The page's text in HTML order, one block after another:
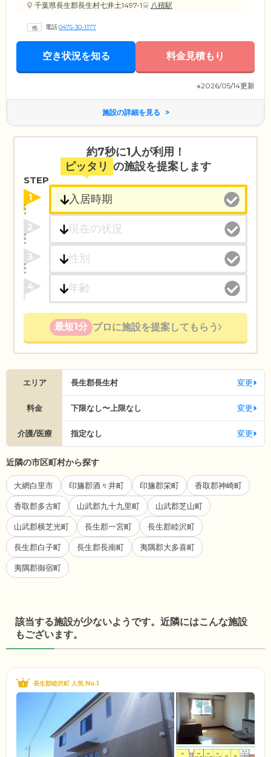
千葉県長生郡長生村七井土1497-1
八積駅
電話0475-30-1177
空き状況を知る 料金見積もり
※2026/05/14更新
施設の詳細を見る
約7秒に1人が利用！
ピッタリ の施設を提案します
STEP
1
2
3
4
最短1分 プロに施設を提案してもらう
エリア 長生郡長生村 変更
料金 下限なし〜上限なし 変更
介護/医療 指定なし 変更
近隣の市区町村から探す
大網白里市 印旛郡酒々井町 印旛郡栄町 香取郡神崎町
香取郡多古町 山武郡九十九里町 山武郡芝山町
山武郡横芝光町 長生郡一宮町 長生郡睦沢町
長生郡白子町 長生郡長南町 夷隅郡大多喜町
夷隅郡御宿町
該当する施設が少ないようです。近隣にはこんな施設
もございます。
長生郡睦沢町 人気 No.1